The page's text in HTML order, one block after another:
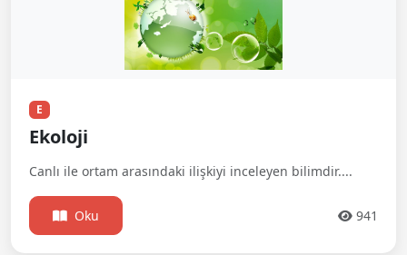
E
Ekoloji
Canlı ile ortam arasındaki ilişkiyi inceleyen bilimdir....
Oku 941